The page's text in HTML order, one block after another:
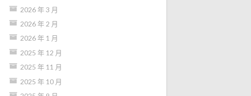
2026 年 3 月
2026 年 2 月
2026 年 1 月
2025 年 12 月
2025 年 11 月
2025 年 10 月